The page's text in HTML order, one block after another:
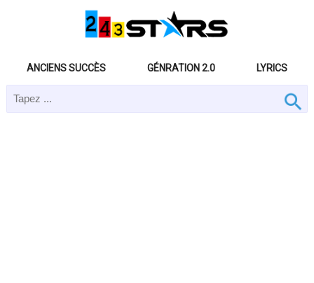
ANCIENS SUCCÈS GÉNRATION 2.0 LYRICS